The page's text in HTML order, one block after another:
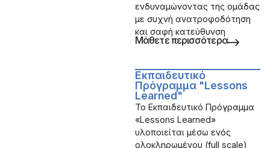
ενδυναμώνοντας της ομάδας
με συχνή ανατροφοδότηση
και σαφή κατεύθυνση
Μάθετε περισσότερα
Εκπαιδευτικό
Πρόγραμμα "Lessons
Learned"
Το Εκπαιδευτικό Πρόγραμμα
«Lessons Learned»
υλοποιείται μέσω ενός
ολοκληρωμένου (full scale)